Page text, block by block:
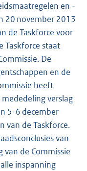
en -
20 november 2013
de Taskforce voor
Taskforce staat
De
en de
heeft
verslag
5-6 december
van de Taskforce.
van
de Commissie
inspanning